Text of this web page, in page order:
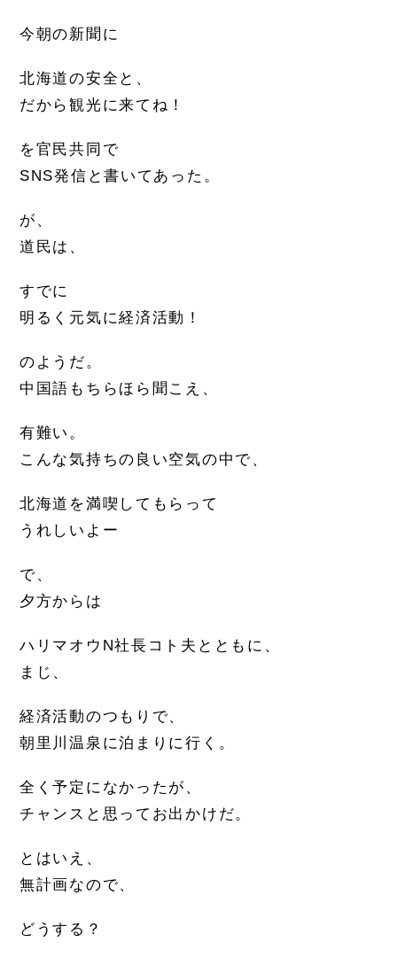
今朝の新聞に
北海道の安全と、
だから観光に来てね！
を官民共同で
SNS発信と書いてあった。
が、
道民は、
すでに
明るく元気に経済活動！
のようだ。
中国語もちらほら聞こえ、
有難い。
こんな気持ちの良い空気の中で、
北海道を満喫してもらって
うれしいよー
で、
夕方からは
ハリマオウN社長コト夫とともに、
まじ、
経済活動のつもりで、
朝里川温泉に泊まりに行く。
全く予定になかったが、
チャンスと思ってお出かけだ。
とはいえ、
無計画なので、
どうする？